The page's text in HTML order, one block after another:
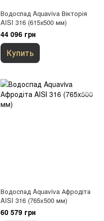
Водоспад Aquaviva Вікторія
AISI 316 (615х500 мм)
44 096 грн
Купить
Водоспад Aquaviva Афродіта
AISI 316 (765x500 мм)
60 579 грн